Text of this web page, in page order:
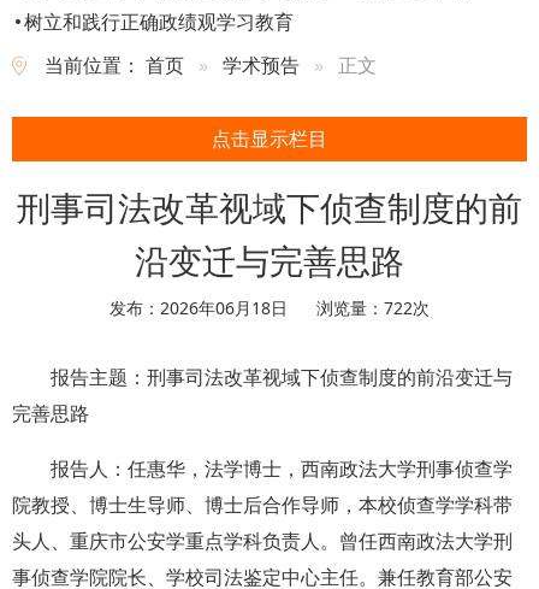
树立和践行正确政绩观学习教育
当前位置： 首页 学术预告 正文
点击显示栏目
刑事司法改革视域下侦查制度的前
沿变迁与完善思路
发布：2026年06月18日 浏览量： 722次
报告主题： 刑事司法改革视域下侦查制度的前沿变迁与
完善思路
报告人： 任惠华，法学博士，西南政法大学刑事侦查学
院教授、博士生导师、博士后合作导师，本校侦查学学科带
头人、重庆市公安学重点学科负责人。曾任西南政法大学刑
事侦查学院院长、学校司法鉴定中心主任。兼任教育部公安